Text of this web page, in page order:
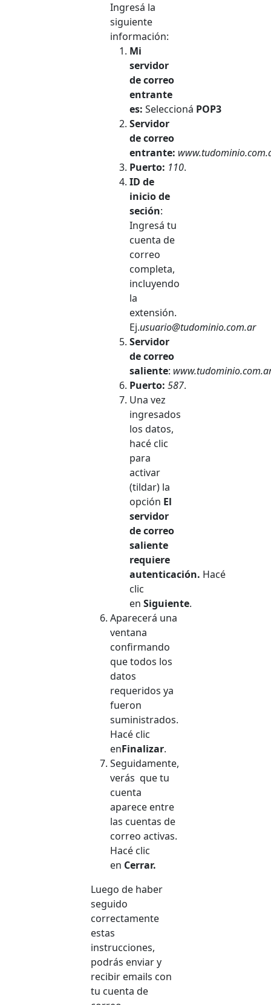
Ingresá la
siguiente
información:
Mi
servidor
de correo
entrante
es: Seleccioná POP3
Servidor
de correo
entrante:
Puerto: 110.
ID de
inicio de
seción:
Ingresá tu
cuenta de
correo
completa,
incluyendo
la
extensión.
Ej.usuario@tudominio.com.ar
Servidor
de correo
saliente:
Puerto: 587.
Una vez
ingresados
los datos,
hacé clic
para
activar
(tildar) la
opción El
servidor
de correo
saliente
requiere
autenticación. Hacé
clic
en Siguiente.
Aparecerá una
ventana
confirmando
que todos los
datos
requeridos ya
fueron
suministrados.
Hacé clic
enFinalizar.
Seguidamente,
verás que tu
cuenta
aparece entre
las cuentas de
correo activas.
Hacé clic
en Cerrar.
Luego de haber
seguido
correctamente
estas
instrucciones,
podrás enviar y
recibir emails con
tu cuenta de